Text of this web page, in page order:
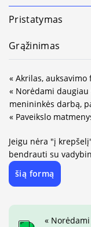
Pristatymas
Grąžinimas
« Akrilas,
« Norėdami
menininkės darbą,
« Paveikslo
Jeigu nėra "į
bendrauti su
šią formą
«